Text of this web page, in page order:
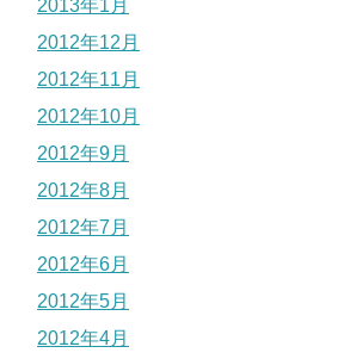
2013年1月
2012年12月
2012年11月
2012年10月
2012年9月
2012年8月
2012年7月
2012年6月
2012年5月
2012年4月